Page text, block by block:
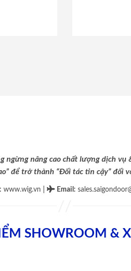
ngừng nâng cao chất lượng dịch vụ
để trở thành “Đối tác tin cậy” đối
www.wig.vn Email :
SHOWROOM &